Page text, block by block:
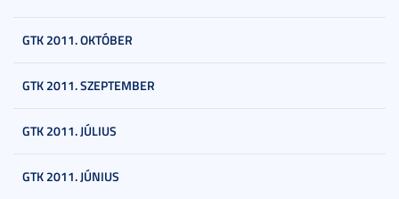
GTK 2011. OKTÓBER
GTK 2011. SZEPTEMBER
GTK 2011. JÚLIUS
GTK 2011. JÚNIUS